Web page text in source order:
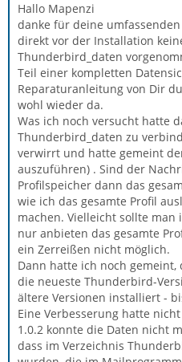
Hallo Mapenzi
danke für deine
direkt vor der Installation
Thunderbird_daten
Teil einer kompletten
Reparaturanleitung von Dir
wohl wieder da.
Was ich noch versucht hatte
Thunderbird_daten zu
verwirrt und hatte gemeint
auszuführen) . Sind der
Profilspeicher dann das
wie ich das gesamte Profil
machen. Vielleicht sollte
nur anbieten das gesamte
ein Zerreißen nicht möglich.
Dann hatte ich noch
die neueste Thunderbird-
ältere Versionen installiert -
Eine Verbesserung hatte
1.0.2 konnte die Daten nicht
dass im Verzeichnis